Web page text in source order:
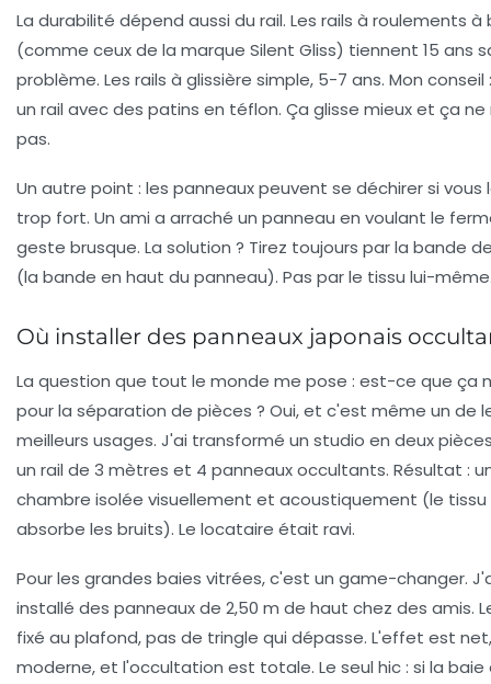
La durabilité dépend aussi du rail. Les rails à roulements à
(comme ceux de la marque Silent Gliss) tiennent 15 ans
problème. Les rails à glissière simple, 5-7 ans. Mon conseil
un rail avec des patins en téflon. Ça glisse mieux et ça ne
pas.
Un autre point : les panneaux peuvent se déchirer si vous
trop fort. Un ami a arraché un panneau en voulant le
geste brusque. La solution ? Tirez toujours par la bande
(la bande en haut du panneau). Pas par le tissu lui-
Où installer des panneaux japonais
La question que tout le monde me pose : est-ce que ça
pour la séparation de pièces ? Oui, et c'est même un de
meilleurs usages. J'ai transformé un studio en deux
un rail de 3 mètres et 4 panneaux occultants. Résultat :
chambre isolée visuellement et acoustiquement (le tissu
absorbe les bruits). Le locataire était ravi.
Pour les grandes baies vitrées, c'est un game-changer.
installé des panneaux de 2,50 m de haut chez des amis.
fixé au plafond, pas de tringle qui dépasse. L'effet est net,
moderne, et l'occultation est totale. Le seul hic : si la